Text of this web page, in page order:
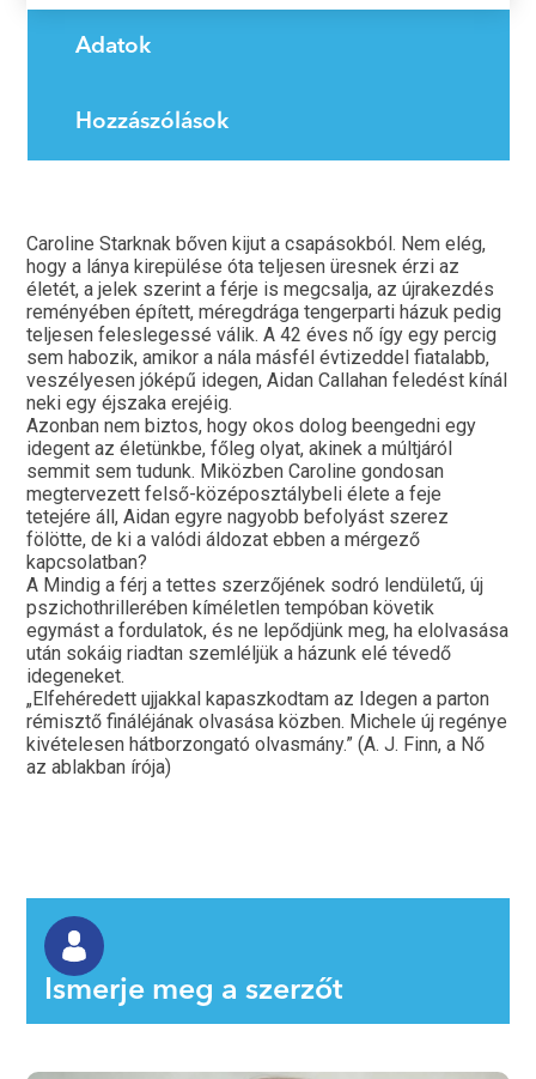
Adatok
Hozzászólások
Caroline Starknak bőven kijut a csapásokból. Nem elég,
hogy a lánya kirepülése óta teljesen üresnek érzi az
életét, a jelek szerint a férje is megcsalja, az újrakezdés
reményében épített, méregdrága tengerparti házuk pedig
teljesen feleslegessé válik. A 42 éves nő így egy percig
sem habozik, amikor a nála másfél évtizeddel fiatalabb,
veszélyesen jóképű idegen, Aidan Callahan feledést kínál
neki egy éjszaka erejéig.
Azonban nem biztos, hogy okos dolog beengedni egy
idegent az életünkbe, főleg olyat, akinek a múltjáról
semmit sem tudunk. Miközben Caroline gondosan
megtervezett felső-középosztálybeli élete a feje
tetejére áll, Aidan egyre nagyobb befolyást szerez
fölötte, de ki a valódi áldozat ebben a mérgező
kapcsolatban?
A Mindig a férj a tettes szerzőjének sodró lendületű, új
pszichothrillerében kíméletlen tempóban követik
egymást a fordulatok, és ne lepődjünk meg, ha elolvasása
után sokáig riadtan szemléljük a házunk elé tévedő
idegeneket.
„Elfehéredett ujjakkal kapaszkodtam az Idegen a parton
rémisztő fináléjának olvasása közben. Michele új regénye
kivételesen hátborzongató olvasmány.” (A. J. Finn, a Nő
az ablakban írója)
Ismerje meg a szerzőt